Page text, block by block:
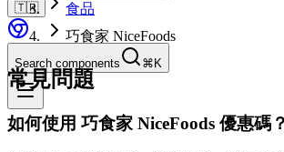
🇹🇼
Search components ⌘K
食品
巧食家 NiceFoods
常見問題
如何使用 巧食家 NiceFoods 優惠碼？